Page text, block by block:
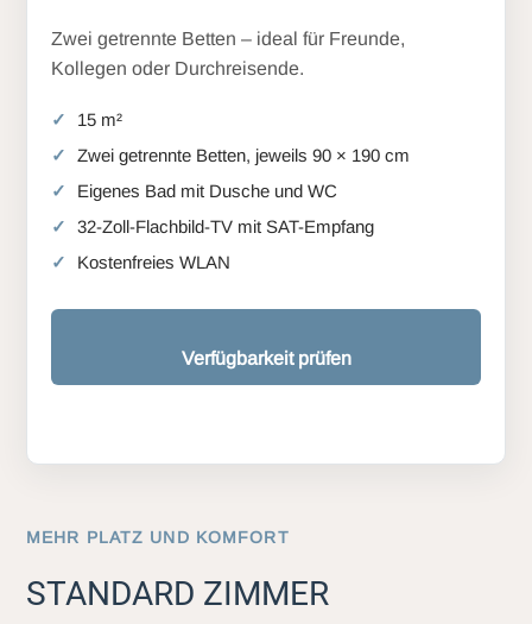
Zwei getrennte Betten – ideal für Freunde,
Kollegen oder Durchreisende.
15 m²
Zwei getrennte Betten, jeweils 90 × 190 cm
Eigenes Bad mit Dusche und WC
32-Zoll-Flachbild-TV mit SAT-Empfang
Kostenfreies WLAN
Verfügbarkeit prüfen
MEHR PLATZ UND KOMFORT
STANDARD ZIMMER